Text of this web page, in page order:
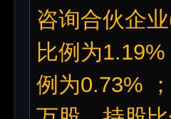
咨询合伙企
比例为
例为0.73%